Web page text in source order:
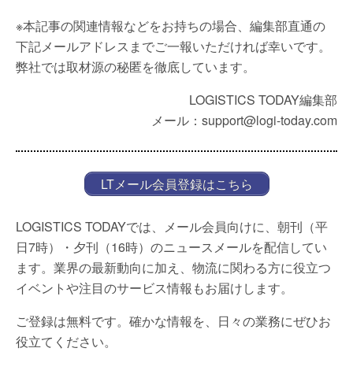
※本記事の関連情報などをお持ちの場合、編集部直通の
下記メールアドレスまでご一報いただければ幸いです。
弊社では取材源の秘匿を徹底しています。
LOGISTICS TODAY編集部
メール：support@logi-today.com
LTメール会員登録はこちら
LOGISTICS TODAYでは、メール会員向けに、朝刊（平
日7時）・夕刊（16時）のニュースメールを配信してい
ます。業界の最新動向に加え、物流に関わる方に役立つ
イベントや注目のサービス情報もお届けします。
ご登録は無料です。確かな情報を、日々の業務にぜひお
役立てください。